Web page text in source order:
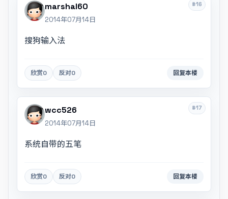
#16
marshal60
2014年07月14日
搜狗输入法
欣赏0 反对0 回复本楼
#17
wcc526
2014年07月14日
系统自带的五笔
欣赏0 反对0 回复本楼